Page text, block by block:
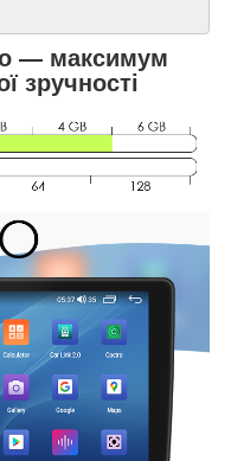
— максимум
зручності